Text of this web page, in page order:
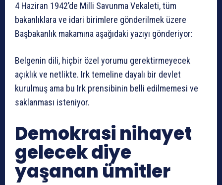
4 Haziran 1942’de Milli Savunma Vekaleti, tüm
bakanlıklara ve idari birimlere gönderilmek üzere
Başbakanlık makamına aşağıdaki yazıyı gönderiyor:
Belgenin dili, hiçbir özel yorumu gerektirmeyecek
açıklık ve netlikte. Irk temeline dayalı bir devlet
kurulmuş ama bu Irk prensibinin belli edilmemesi ve
saklanması isteniyor.
Demokrasi nihayet
gelecek diye
yaşanan ümitler